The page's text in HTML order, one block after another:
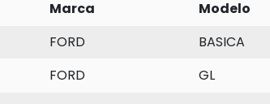
Marca Modelo
FORD BASICA
FORD GL